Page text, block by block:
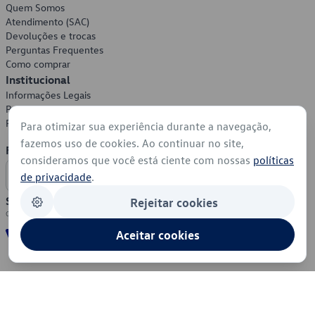
Quem Somos
Atendimento (SAC)
Devoluções e trocas
Perguntas Frequentes
Como comprar
Institucional
Informações Legais
Política de Privacidade
Política de Cookies
Formas de Pagamento
Segurança
Para otimizar sua experiência durante a navegação,
fazemos uso de cookies. Ao continuar no site,
consideramos que você está ciente com nossas políticas
de privacidade.
Rejeitar cookies
Aceitar cookies